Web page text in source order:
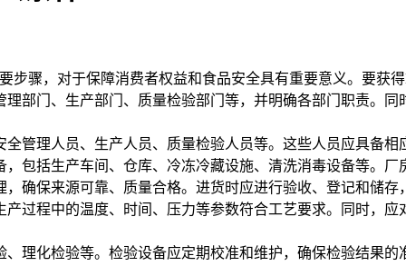
，对于保障消费者权益和食品安全具有重要意义。要获
部门、生产部门、质量检验部门等，并明确各部门职责。
管理人员、生产人员、质量检验人员等。这些人员应具备
包括生产车间、仓库、冷冻冷藏设施、清洗消毒设备等。
确保来源可靠、质量合格。进货时应进行验收、登记和储
过程中的温度、时间、压力等参数符合工艺要求。同时，
理化检验等。检验设备应定期校准和维护，确保检验结果的